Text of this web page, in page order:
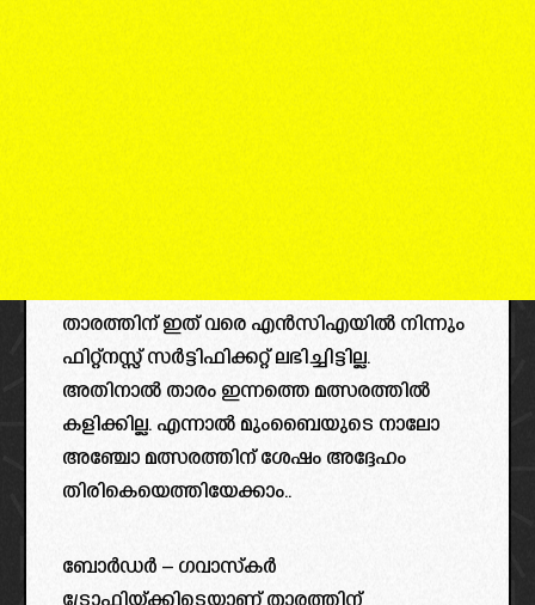
താരത്തിന് ഇത് വരെ എൻസിഎയിൽ നിന്നും
ഫിറ്റ്നസ്സ് സർട്ടിഫിക്കറ്റ് ലഭിച്ചിട്ടില്ല.
അതിനാൽ താരം ഇന്നത്തെ മത്സരത്തിൽ
കളിക്കില്ല. എന്നാൽ മുംബൈയുടെ നാലോ
അഞ്ചോ മത്സരത്തിന് ശേഷം അദ്ദേഹം
തിരികെയെത്തിയേക്കാം..
ബോര്‍ഡര്‍ – ഗവാസ്കര്‍